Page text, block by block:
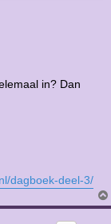
in? Dan
dagboek-deel-3/